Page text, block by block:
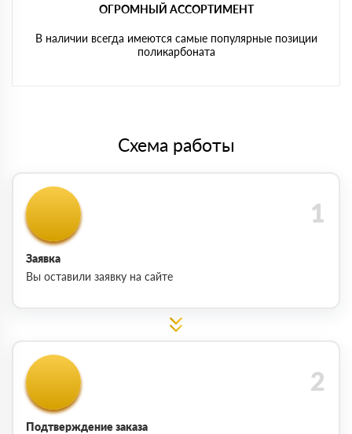
ОГРОМНЫЙ АССОРТИМЕНТ
В наличии всегда имеются самые популярные позиции
поликарбоната
Схема работы
Заявка
Вы оставили заявку на сайте
Подтверждение заказа